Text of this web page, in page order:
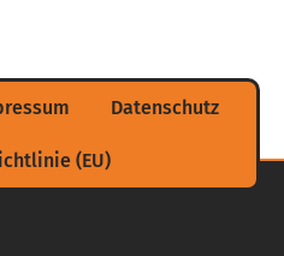
Datenschutz
(EU)